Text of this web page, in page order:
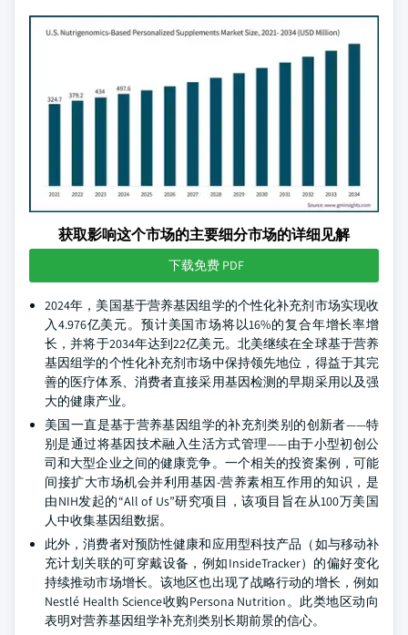
获取影响这个市场的主要细分市场的详细见解
下载免费 PDF
2024年，美国基于营养基因组学的个性化补充剂市场实现收
入4.976亿美元。预计美国市场将以16%的复合年增长率增
长，并将于2034年达到22亿美元。北美继续在全球基于营养
基因组学的个性化补充剂市场中保持领先地位，得益于其完
善的医疗体系、消费者直接采用基因检测的早期采用以及强
大的健康产业。
美国一直是基于营养基因组学的补充剂类别的创新者——特
别是通过将基因技术融入生活方式管理——由于小型初创公
司和大型企业之间的健康竞争。一个相关的投资案例，可能
间接扩大市场机会并利用基因-营养素相互作用的知识，是
由NIH发起的“All of Us”研究项目，该项目旨在从100万美国
人中收集基因组数据。
此外，消费者对预防性健康和应用型科技产品（如与移动补
充计划关联的可穿戴设备，例如InsideTracker）的偏好变化
持续推动市场增长。该地区也出现了战略行动的增长，例如
Nestlé Health Science收购Persona Nutrition。此类地区动向
表明对营养基因组学补充剂类别长期前景的信心。